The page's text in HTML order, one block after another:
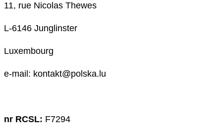
11, rue Nicolas Thewes
L-6146 Junglinster
Luxembourg
e-mail: kontakt@polska.lu
nr RCSL: F7294